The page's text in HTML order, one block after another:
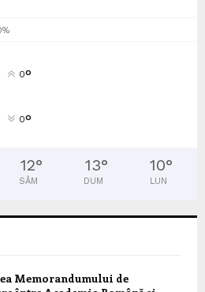
0°
0°
12°
SÂM
13°
DUM
10°
LUN
Memorandumului de